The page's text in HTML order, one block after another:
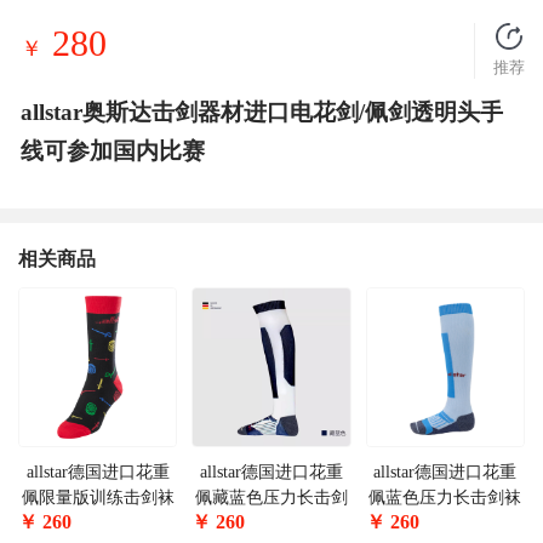
￥ 280
推荐
allstar奥斯达击剑器材进口电花剑/佩剑透明头手
线可参加国内比赛
相关商品
allstar德国进口花重
佩限量版训练击剑袜
BFSTR-S
￥ 260
allstar德国进口花重
佩藏蓝色压力长击剑
袜FSTR-UT
￥ 260
allstar德国进口花重
佩蓝色压力长击剑袜
FSTR-UT
￥ 260